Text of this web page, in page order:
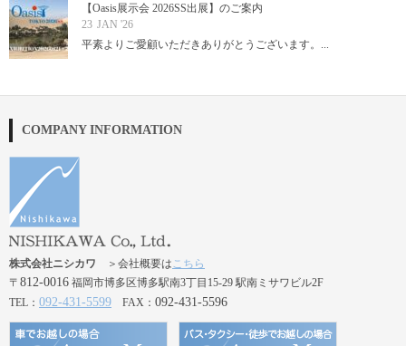
【Oasis展示会 2026SS出展】のご案内
23 JAN '26
平素よりご愛顧いただきありがとうございます。...
COMPANY INFORMATION
株式会社ニシカワ ＞会社概要はこちら
〒 812-0016 福岡市博多区博多駅南3丁目15-29 駅南ミサワビル2F
TEL： 092-431-5599 FAX： 092-431-5596